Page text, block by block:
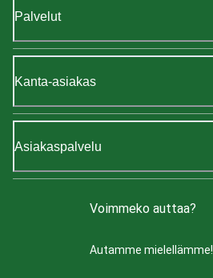
Palvelut
Kanta-asiakas
Asiakaspalvelu
Voimmeko auttaa?
Autamme mielellämme!